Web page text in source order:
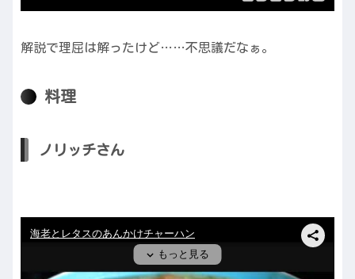
解説で理屈は解ったけど……不思議だなぁ。
料理
ノリッチさん